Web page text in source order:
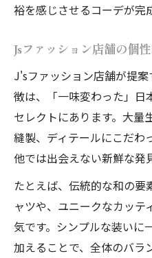
裕を感じさせるコーデが完
Jsファッション店舗の個
J'sファッション店舗が提
徴は、「一味変わった」日
セレクトにあります。大量
縫製、ディテールにこだわ
他では出会えない新鮮な発
たとえば、伝統的な和の
ャツや、ユニークなカッテ
気です。シンプルな装いに
加えることで、全体のバラ